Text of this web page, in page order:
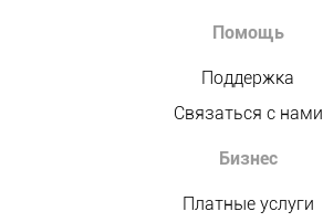
Помощь
Поддержка
Связаться с нами
Бизнес
Платные услуги